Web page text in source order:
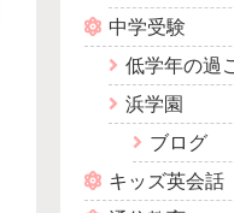
中学受験
低学年の過
浜学園
ブログ
キッズ英会話